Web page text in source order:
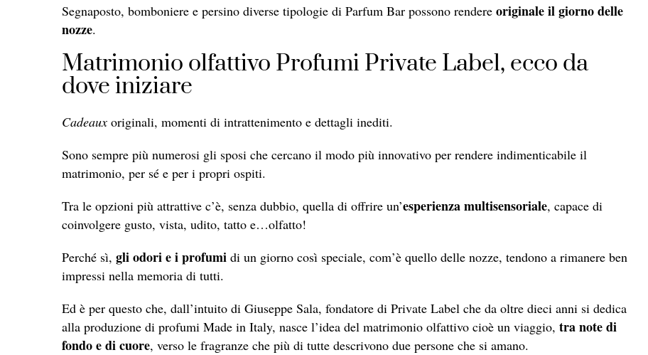
Segnaposto, bomboniere e persino diverse tipologie di Parfum Bar possono rendere originale il giorno delle
nozze.
Matrimonio olfattivo Profumi Private Label, ecco da
dove iniziare
Cadeaux originali, momenti di intrattenimento e dettagli inediti.
Sono sempre più numerosi gli sposi che cercano il modo più innovativo per rendere indimenticabile il
matrimonio, per sé e per i propri ospiti.
Tra le opzioni più attrattive c’è, senza dubbio, quella di offrire un’esperienza multisensoriale, capace di
coinvolgere gusto, vista, udito, tatto e…olfatto!
Perché sì, gli odori e i profumi di un giorno così speciale, com’è quello delle nozze, tendono a rimanere ben
impressi nella memoria di tutti.
Ed è per questo che, dall’intuito di Giuseppe Sala, fondatore di Private Label che da oltre dieci anni si dedica
alla produzione di profumi Made in Italy, nasce l’idea del matrimonio olfattivo cioè un viaggio, tra note di
fondo e di cuore, verso le fragranze che più di tutte descrivono due persone che si amano.